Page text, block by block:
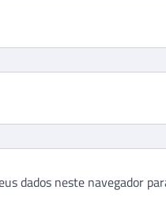
dados neste navegador